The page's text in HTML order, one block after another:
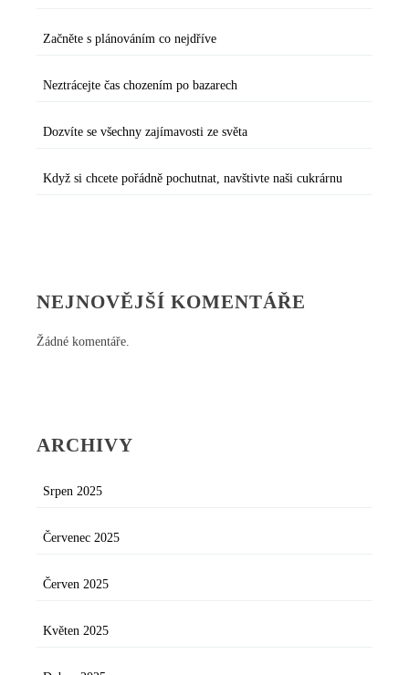
Začněte s plánováním co nejdříve
Neztrácejte čas chozením po bazarech
Dozvíte se všechny zajímavosti ze světa
Když si chcete pořádně pochutnat, navštivte naši cukrárnu
NEJNOVĚJŠÍ KOMENTÁŘE
Žádné komentáře.
ARCHIVY
Srpen 2025
Červenec 2025
Červen 2025
Květen 2025